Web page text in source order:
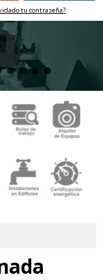
tu contraseña?